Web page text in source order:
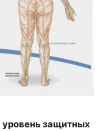
уровень защитных